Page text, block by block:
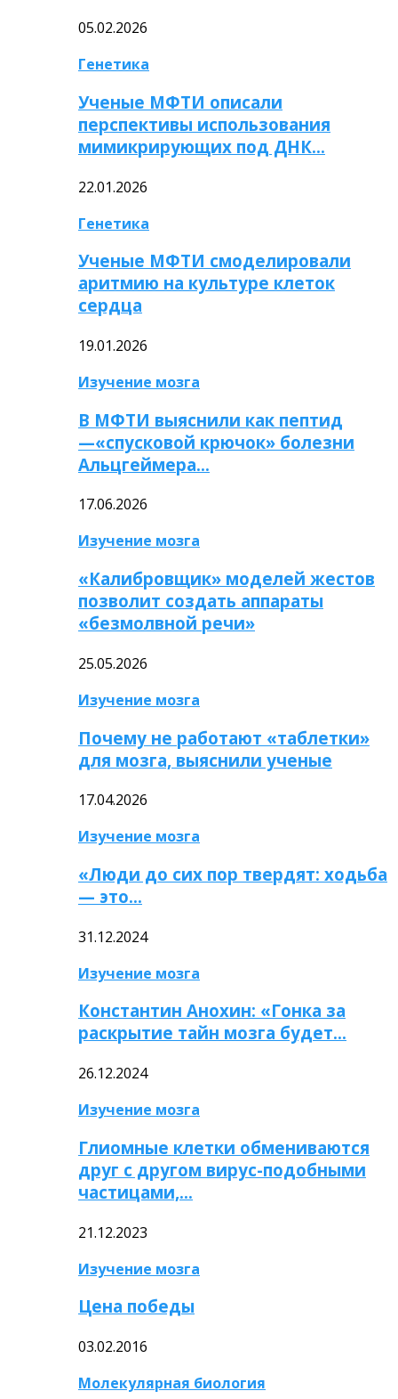
05.02.2026
Генетика
Ученые МФТИ описали
перспективы использования
мимикрирующих под ДНК…
22.01.2026
Генетика
Ученые МФТИ смоделировали
аритмию на культуре клеток
сердца
19.01.2026
Изучение мозга
В МФТИ выяснили как пептид
—«спусковой крючок» болезни
Альцгеймера…
17.06.2026
Изучение мозга
«Калибровщик» моделей жестов
позволит создать аппараты
«безмолвной речи»
25.05.2026
Изучение мозга
Почему не работают «таблетки»
для мозга, выяснили ученые
17.04.2026
Изучение мозга
«Люди до сих пор твердят: ходьба
— это…
31.12.2024
Изучение мозга
Константин Анохин: «Гонка за
раскрытие тайн мозга будет…
26.12.2024
Изучение мозга
Глиомные клетки обмениваются
друг с другом вирус-подобными
частицами,…
21.12.2023
Изучение мозга
Цена победы
03.02.2016
Молекулярная биология